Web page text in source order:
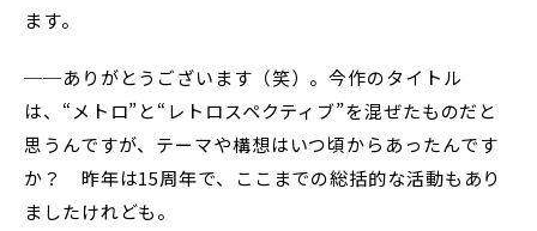
ます。
──ありがとうございます（笑）。今作のタイトル
は、“メトロ”と“レトロスペクティブ”を混ぜたものだと
思うんですが、テーマや構想はいつ頃からあったんです
か？ 昨年は15周年で、ここまでの総括的な活動もあり
ましたけれども。